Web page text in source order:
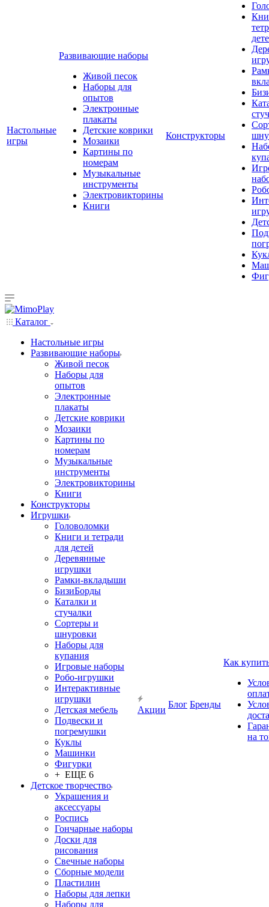
Настольные
игры
Развивающие наборы
Живой песок
Наборы для
опытов
Электронные
плакаты
Детские коврики
Мозаики
Картины по
номерам
Музыкальные
инструменты
Электровикторины
Книги
Конструкторы
Каталог
Настольные игры
Развивающие наборы
Живой песок
Наборы для
опытов
Электронные
плакаты
Детские коврики
Мозаики
Картины по
номерам
Музыкальные
инструменты
Электровикторины
Книги
Конструкторы
Игрушки
Головоломки
Книги и тетради
для детей
Деревянные
игрушки
Рамки-вкладыши
БизиБорды
Каталки и
стучалки
Сортеры и
шнуровки
Наборы для
купания
Игровые наборы
Робо-игрушки
Интерактивные
игрушки
Детская мебель
Подвески и
погремушки
Куклы
Машинки
Фигурки
+ ЕЩЕ 6
Детское творчество
Украшения и
аксессуары
Роспись
Гончарные наборы
Доски для
рисования
Свечные наборы
Сборные модели
Пластилин
Наборы для лепки
Наборы для
Акции
Блог Бренды
Как
на